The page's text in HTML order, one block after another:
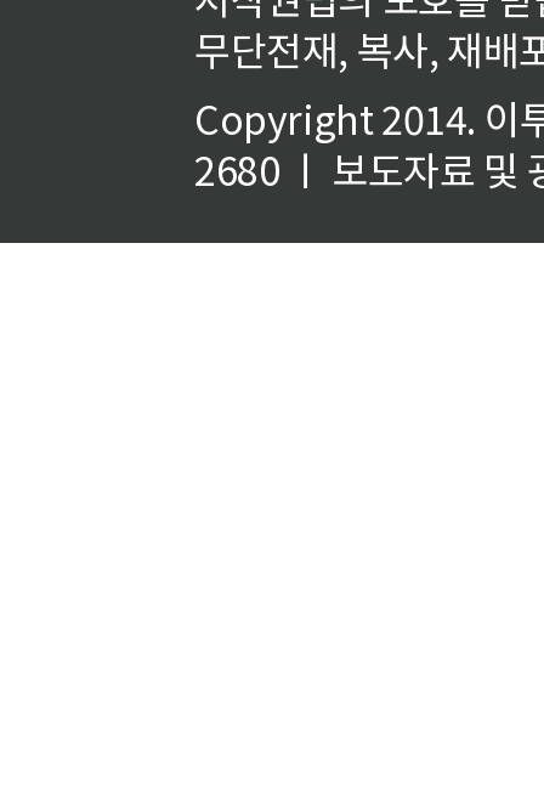
무단전재, 복사, 재배
Copyright 2014. 이
2680 ㅣ 보도자료